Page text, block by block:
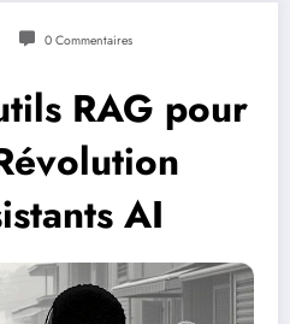
0 Commentaires
RAG pour
AI